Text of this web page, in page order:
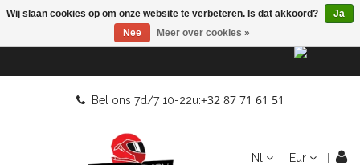
Bel ons 7d/7 10-22u:+32 87 71 61 51
Nl Eur
Wij slaan cookies op om onze website te verbeteren. Is dat akkoord?
Ja
Nee
Meer over cookies »